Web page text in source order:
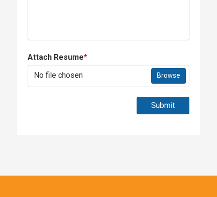
Attach Resume*
No file chosen
Browse
Submit